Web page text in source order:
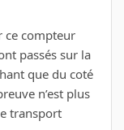
ce compteur
passés sur la
que du coté
n’est plus
transport